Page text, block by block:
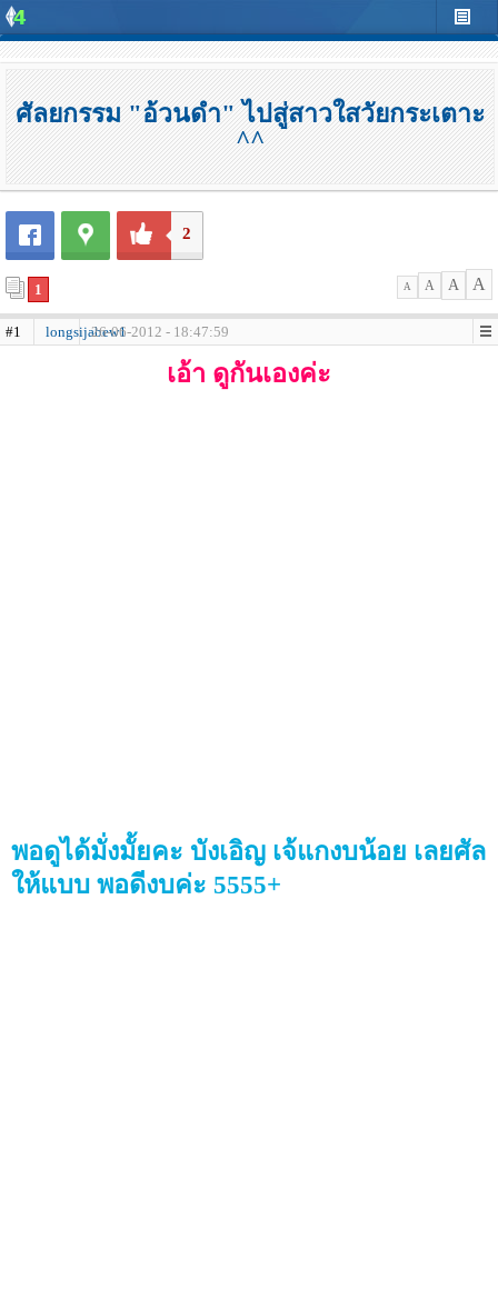
ศัลยกรรม "อ้วนดำ" ไปสู่สาวใสวัยกระเตาะ
^^
2
1 A A A A
#1 longsijabew126-06-2012 - 18:47:59
เอ้า ดูกันเองค่ะ
พอดูได้มั่งมั้ยคะ บังเอิญ เจ้แกงบน้อย เลยศัล
ให้แบบ พอดีงบค่ะ 5555+